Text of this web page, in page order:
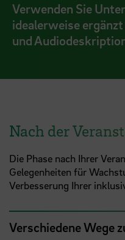
Verwenden Sie
idealerweise
und
Nach der
Die Phase nach Ihrer
Gelegenheiten für
Verbesserung Ihrer
Verschiedene Wege